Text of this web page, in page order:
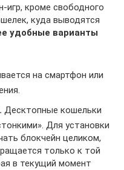
игр, кроме свободного
куда выводятся
удобные варианты
на смартфон или
Десктопные кошельки
Для установки
блокчейн целиком,
только к той
в текущий момент